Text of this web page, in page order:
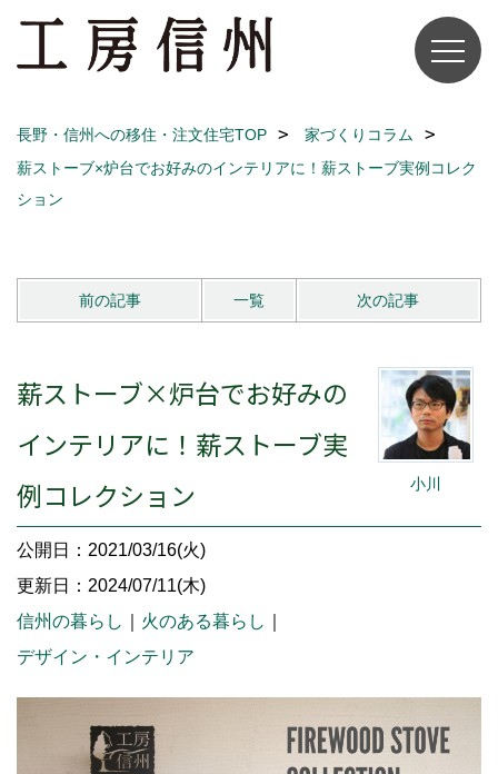
長野・信州への移住・注文住宅TOP
家づくりコラム
薪ストーブ×炉台でお好みのインテリアに！薪ストーブ実例コレク
ション
前の記事 一覧 次の記事
小川
薪ストーブ×炉台でお好みの
インテリアに！薪ストーブ実
例コレクション
公開日：2021/03/16(火)
更新日：2024/07/11(木)
信州の暮らし
火のある暮らし
デザイン・インテリア